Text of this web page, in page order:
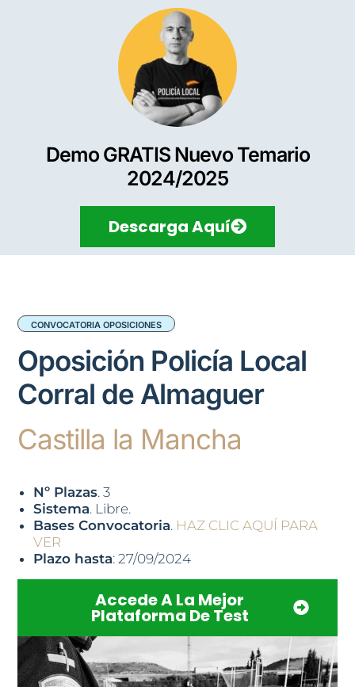
Demo GRATIS Nuevo Temario
2024/2025
Descarga Aquí
CONVOCATORIA OPOSICIONES
Oposición Policía Local
Corral de Almaguer
Castilla la Mancha
Nº Plazas. 3
Sistema. Libre.
Bases Convocatoria. HAZ CLIC AQUÍ PARA
VER
Plazo hasta: 27/09/2024
Accede A La Mejor
Plataforma De Test